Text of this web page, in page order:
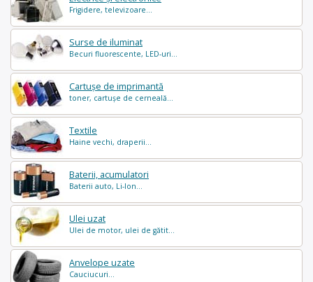
Frigidere, televizoare...
Surse de iluminat
Becuri fluorescente, LED-uri...
Cartușe de imprimantă
toner, cartușe de cerneală...
Textile
Haine vechi, draperii...
Baterii, acumulatori
Baterii auto, Li-Ion...
Ulei uzat
Ulei de motor, ulei de gătit...
Anvelope uzate
Cauciucuri...